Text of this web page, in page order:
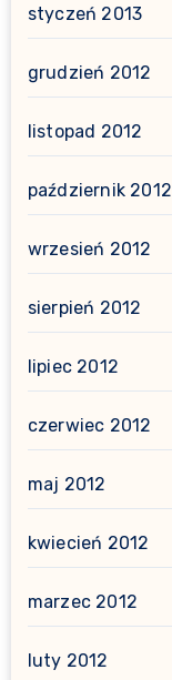
styczeń 2013
grudzień 2012
listopad 2012
październik 2012
wrzesień 2012
sierpień 2012
lipiec 2012
czerwiec 2012
maj 2012
kwiecień 2012
marzec 2012
luty 2012